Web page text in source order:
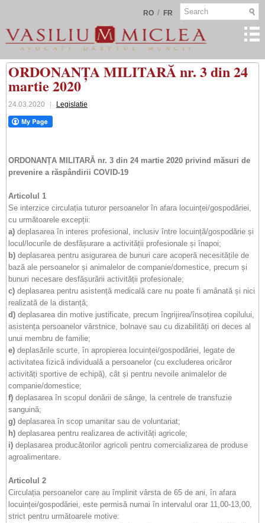
RO / FR
ORDONANȚA MILITARĂ nr. 3 din 24
martie 2020
24.03.2020 Legislatie
ORDONANȚA MILITARĂ nr. 3 din 24 martie 2020 privind măsuri de
prevenire a răspândirii COVID-19
Articolul 1
Se interzice circulația tuturor persoanelor în afara locuinței/gospodăriei,
cu următoarele excepții:
a) deplasarea în interes profesional, inclusiv între locuință/gospodărie și
locul/locurile de desfășurare a activității profesionale și înapoi;
b) deplasarea pentru asigurarea de bunuri care acoperă necesitățile de
bază ale persoanelor și animalelor de companie/domestice, precum și
bunuri necesare desfășurării activității profesionale;
c) deplasarea pentru asistență medicală care nu poate fi amânată și nici
realizată de la distanță;
d) deplasarea din motive justificate, precum îngrijirea/însoțirea copilului,
asistența persoanelor vârstnice, bolnave sau cu dizabilități ori deces al
unui membru de familie;
e) deplasările scurte, în apropierea locuinței/gospodăriei, legate de
activitatea fizică individuală a persoanelor (cu excluderea oricăror
activități sportive de echipă), cât și pentru nevoile animalelor de
companie/domestice;
f) deplasarea în scopul donării de sânge, la centrele de transfuzie
sanguină;
g) deplasarea în scop umanitar sau de voluntariat;
h) deplasarea pentru realizarea de activități agricole;
i) deplasarea producătorilor agricoli pentru comercializarea de produse
agroalimentare.
Articolul 2
Circulația persoanelor care au împlinit vârsta de 65 de ani, în afara
locuinței/gospodăriei, este permisă numai în intervalul orar 11,00-13,00,
strict pentru următoarele motive: